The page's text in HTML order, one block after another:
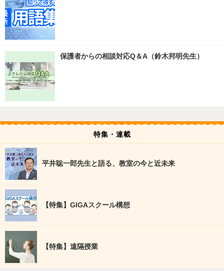
保護者からの相談対応Q＆A（鈴木邦明先生）
特集・連載
平井聡一郎先生と語る、教室の今と近未来
【特集】GIGAスクール構想
【特集】遠隔授業